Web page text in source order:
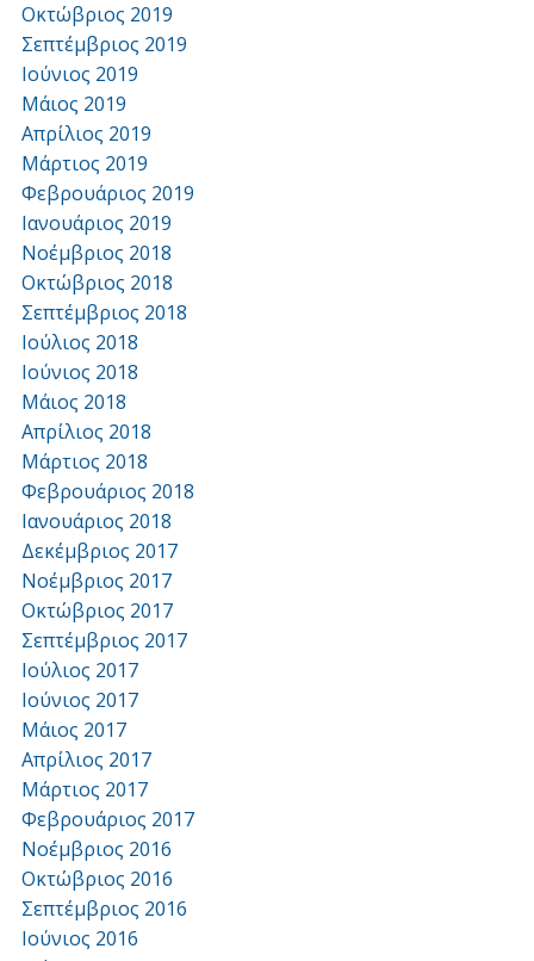
Οκτώβριος 2019
Σεπτέμβριος 2019
Ιούνιος 2019
Μάιος 2019
Απρίλιος 2019
Μάρτιος 2019
Φεβρουάριος 2019
Ιανουάριος 2019
Νοέμβριος 2018
Οκτώβριος 2018
Σεπτέμβριος 2018
Ιούλιος 2018
Ιούνιος 2018
Μάιος 2018
Απρίλιος 2018
Μάρτιος 2018
Φεβρουάριος 2018
Ιανουάριος 2018
Δεκέμβριος 2017
Νοέμβριος 2017
Οκτώβριος 2017
Σεπτέμβριος 2017
Ιούλιος 2017
Ιούνιος 2017
Μάιος 2017
Απρίλιος 2017
Μάρτιος 2017
Φεβρουάριος 2017
Νοέμβριος 2016
Οκτώβριος 2016
Σεπτέμβριος 2016
Ιούνιος 2016